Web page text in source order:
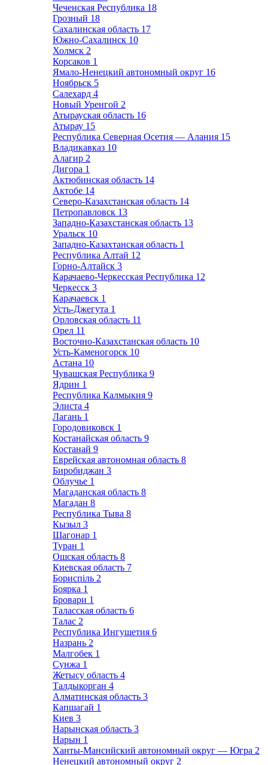
Чеченская Республика 18
Грозный 18
Сахалинская область 17
Южно-Сахалинск 10
Холмск 2
Корсаков 1
Ямало-Ненецкий автономный округ 16
Ноябрьск 5
Салехард 4
Новый Уренгой 2
Атырауская область 16
Атырау 15
Республика Северная Осетия — Алания 15
Владикавказ 10
Алагир 2
Дигора 1
Актюбинская область 14
Актобе 14
Северо-Казахстанская область 14
Петропавловск 13
Западно-Казахстанская область 13
Уральск 10
Западно-Казахтанская область 1
Республика Алтай 12
Горно-Алтайск 3
Карачаево-Черкесская Республика 12
Черкесск 3
Карачаевск 1
Усть-Джегута 1
Орловская область 11
Орел 11
Восточно-Казахстанская область 10
Усть-Каменогорск 10
Астана 10
Чувашская Республика 9
Ядрин 1
Республика Калмыкия 9
Элиста 4
Лагань 1
Городовиковск 1
Костанайская область 9
Костанай 9
Еврейская автономная область 8
Биробиджан 3
Облучье 1
Магаданская область 8
Магадан 8
Республика Тыва 8
Кызыл 3
Шагонар 1
Туран 1
Ошская область 8
Киевская область 7
Бориспіль 2
Боярка 1
Бровари 1
Таласская область 6
Талас 2
Республика Ингушетия 6
Назрань 2
Малгобек 1
Сунжа 1
Жетысу область 4
Талдыкорган 4
Алматинская область 3
Капшагай 1
Киев 3
Нарынская область 3
Нарын 1
Ханты-Мансийский автономный округ — Югра 2
Ненецкий автономный округ 2